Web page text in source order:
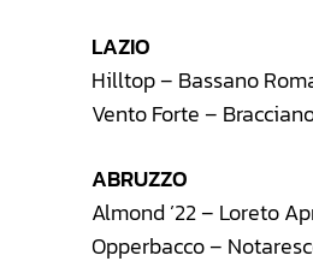
LAZIO
Hilltop – Bassano
Vento Forte –
ABRUZZO
Almond ’22 – Loreto
Opperbacco –